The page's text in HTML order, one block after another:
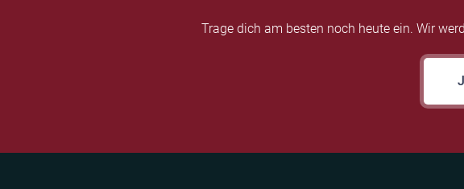
Trage dich am besten noch heute ein. Wir